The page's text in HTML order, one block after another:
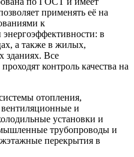
применять её на
к
в
а также в жилых,
зданиях. Все
контроль качества на
отопления,
и
установки и
трубопроводы и
перекрытия в